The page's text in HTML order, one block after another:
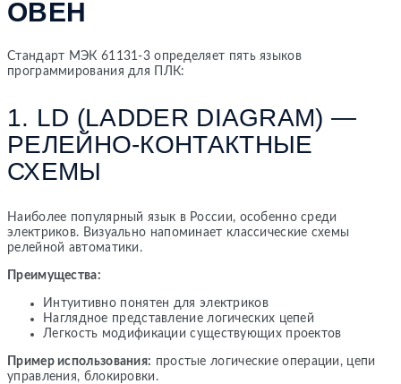
ОВЕН
Стандарт МЭК 61131-3 определяет пять языков
программирования для ПЛК:
1. LD (LADDER DIAGRAM) —
РЕЛЕЙНО-КОНТАКТНЫЕ
СХЕМЫ
Наиболее популярный язык в России, особенно среди
электриков. Визуально напоминает классические схемы
релейной автоматики.
Преимущества:
Интуитивно понятен для электриков
Наглядное представление логических цепей
Легкость модификации существующих проектов
Пример использования: простые логические операции, цепи
управления, блокировки.